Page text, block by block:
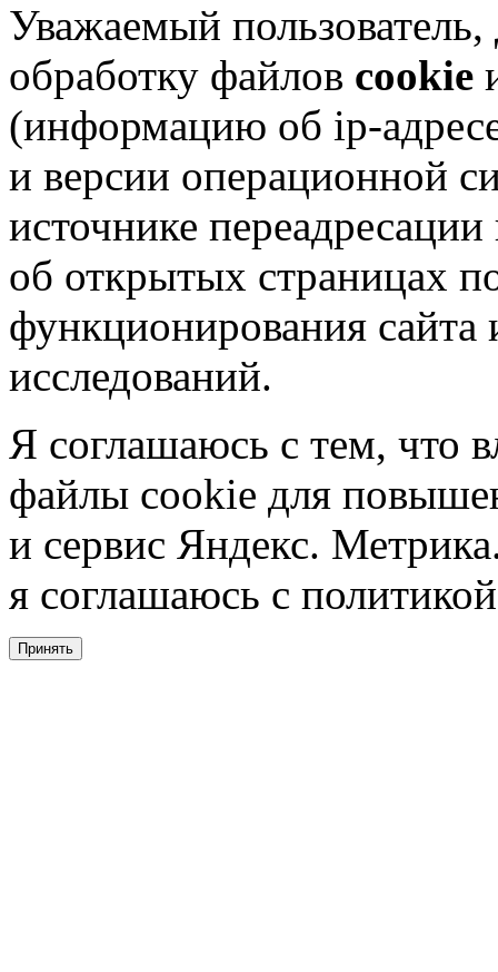
Уважаемый
обработку файлов cookie
(информацию об ip-
и версии операционной
источнике переадресации
об открытых страницах
функционирования сайта
исследований.
Я соглашаюсь с тем, что
файлы cookie для
и сервис Яндекс.
я соглашаюсь с
Принять